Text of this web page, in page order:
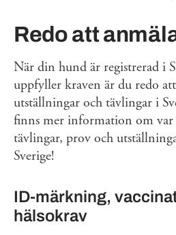
Redo att
När din hund är registrerad i
uppfyller kraven är du redo
utställningar och tävlingar i
finns mer information om
tävlingar, prov och
Sverige!
ID-märkning,
hälsokrav